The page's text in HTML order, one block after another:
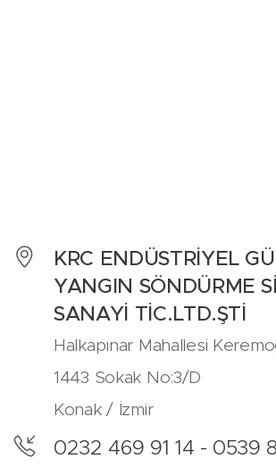
KRC ENDÜSTRİYEL
YANGIN SÖNDÜRME
SANAYİ TİC.LTD.ŞTİ
Halkapınar Mahallesi
1443 Sokak No:3/D
Konak / İzmir
0232 469 91 14 - 0539